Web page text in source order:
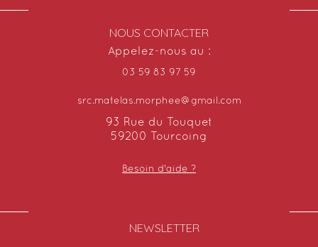
NOUS CONTACTER
Appelez-nous au :
03 59 83 97 59
src.matelas.morphee@gmail.com
93 Rue du Touquet
59200 Tourcoing
Besoin d'aide ?
NEWSLETTER​